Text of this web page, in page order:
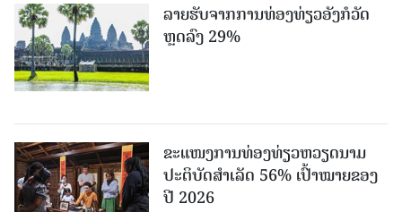
ລາຍຮັບຈາກການທ່ອງທ່ຽວອັງກໍວັດ
ຫຼດລົງ 29%
ຂະ​ແໜງ​ການ​ທ່ອງ​ທ່ຽວຫວຽດນາມ ​
ປະ​ຕິ​ບັດ​ສຳ​ເລັດ 56% ເປົ້າ​ໝາຍຂອງ
ປີ 2026